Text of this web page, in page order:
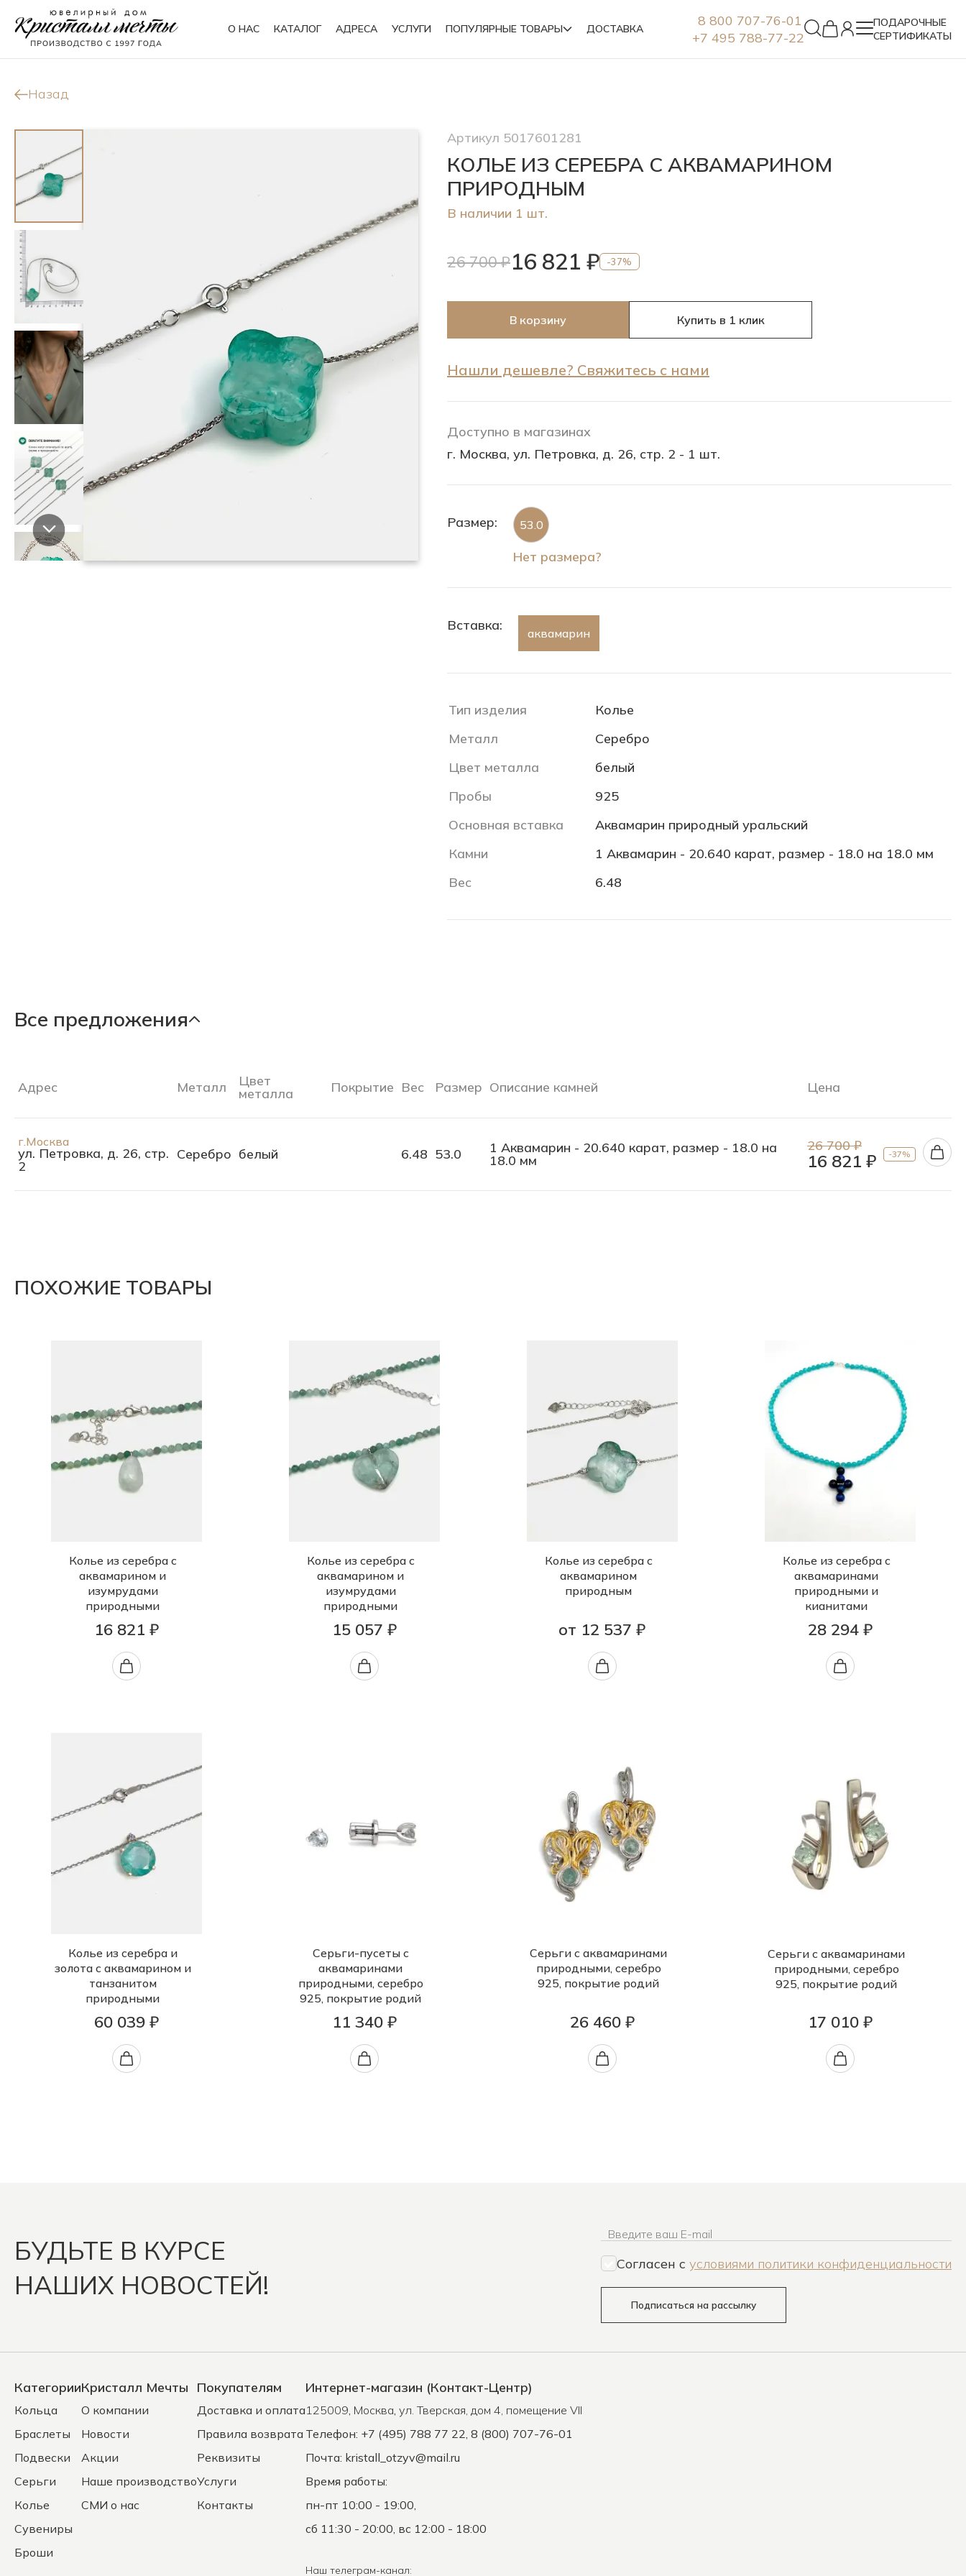
О НАС КАТАЛОГ АДРЕСА УСЛУГИ ПОПУЛЯРНЫЕ ТОВАРЫ ДОСТАВКА
8 800 707-76-01
+7 495 788-77-22
ПОДАРОЧНЫЕ
СЕРТИФИКАТЫ
Кольца
Колье Броши
Назад
Артикул 5017601281
КОЛЬЕ ИЗ СЕРЕБРА С АКВАМАРИНОМ
ПРИРОДНЫМ
В наличии 1 шт.
26 700 ₽16 821 ₽ -37%
В корзину Купить в 1 клик
Нашли дешевле? Свяжитесь с нами
Доступно в магазинах
г. Москва, ул. Петровка, д. 26, стр. 2 - 1 шт.
Размер: 53.0
Нет размера?
Вставка: аквамарин
Тип изделия
Колье
Металл
Серебро
Цвет металла
белый
Пробы
925
Основная вставка
Аквамарин природный уральский
Камни
1 Аквамарин - 20.640 карат, размер - 18.0 на 18.0 мм
Вес
6.48
Все предложения
Адрес Металл Цвет
металла Покрытие Вес Размер Описание камней Цена
г.Москва
ул. Петровка, д. 26, стр.
2
Серебро белый 6.48 53.0 1 Аквамарин - 20.640 карат, размер - 18.0 на
18.0 мм
26 700 ₽
16 821 ₽ -37%
ПОХОЖИЕ ТОВАРЫ
Колье из серебра с
аквамарином и
изумрудами
природными
16 821 ₽
Колье из серебра с
аквамарином и
изумрудами
природными
15 057 ₽
Колье из серебра с
аквамарином
природным
от 12 537 ₽
Колье из серебра с
аквамаринами
природными и
кианитами
28 294 ₽
Колье из серебра и
золота с аквамарином и
танзанитом
природными
60 039 ₽
Серьги-пусеты с
аквамаринами
природными, серебро
925, покрытие родий
11 340 ₽
Серьги с аквамаринами
природными, серебро
925, покрытие родий
26 460 ₽
Серьги с аквамаринами
природными, серебро
925, покрытие родий
17 010 ₽
БУДЬТЕ В КУРСЕ
НАШИХ НОВОСТЕЙ!
Введите ваш E-mail
Согласен c условиями политики конфиденциальности
Подписаться на рассылку
Категории
Кольца
Браслеты
Подвески
Серьги
Колье
Сувениры
Броши
Кристалл Мечты
О компании
Новости
Акции
Наше производство
СМИ о нас
Покупателям
Доставка и оплата
Правила возврата
Реквизиты
Услуги
Контакты
Интернет-магазин (Контакт-Центр)
125009, Москва, ул. Тверская, дом 4, помещение VII
Телефон: +7 (495) 788 77 22, 8 (800) 707-76-01
Почта: kristall_otzyv@mail.ru
Время работы:
пн-пт 10:00 - 19:00,
сб 11:30 - 20:00, вс 12:00 - 18:00
Наш телеграм-канал: